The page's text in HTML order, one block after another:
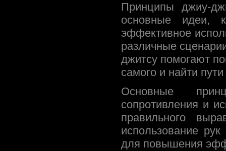
Принципы джиу-
основные идеи,
эффективное
различные
джитсу помогают
самого и найти
Основные
сопротивления и
правильного
использование
для повышения